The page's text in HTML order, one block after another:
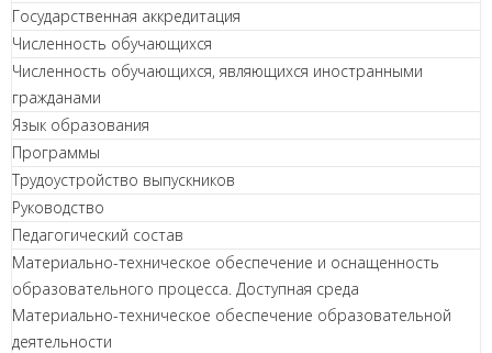
Государственная аккредитация
Численность обучающихся
Численность обучающихся, являющихся иностранными
гражданами
Язык образования
Программы
Трудоустройство выпускников
Руководство
Педагогический состав
Материально-техническое обеспечение и оснащенность
образовательного процесса. Доступная среда
Материально-техническое обеспечение образовательной
деятельности